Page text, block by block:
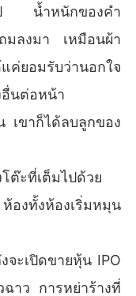
ป น้ำหนักของคำ
มลงมา เหมือนผ้า
ค่ยอมรับว่านอกใจ
นต่อหน้า
เขาก็ได้ลบลูกของ
ต๊ะที่เต็มไปด้วย
องทั้งห้องเริ่มหมุน
จะเปิดขายหุ้น IPO
าว การหย่าร้างที่